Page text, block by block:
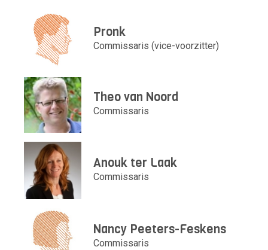
Pronk
Commissaris (vice-voorzitter)
Theo van Noord
Commissaris
Anouk ter Laak
Commissaris
Nancy Peeters-Feskens
Commissaris